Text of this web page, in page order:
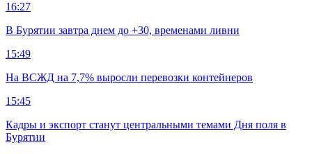
16:27
В Бурятии завтра днем до +30, временами ливни
15:49
На ВСЖД на 7,7% выросли перевозки контейнеров
15:45
Кадры и экспорт станут центральными темами Дня поля в
Бурятии